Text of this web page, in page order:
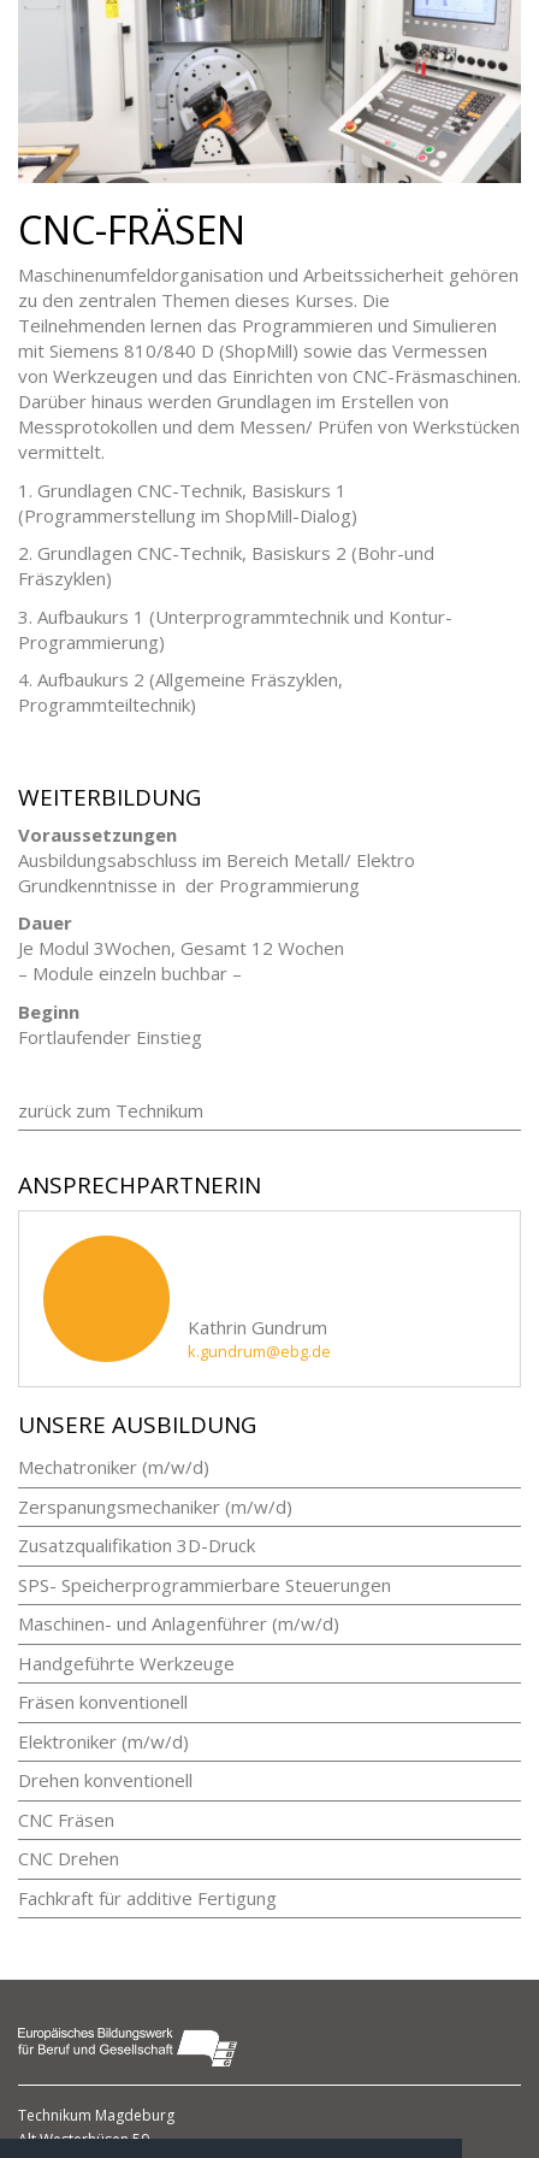
CNC-FRÄSEN
Maschinenumfeldorganisation und Arbeitssicherheit gehören
zu den zentralen Themen dieses Kurses. Die
Teilnehmenden lernen das Programmieren und Simulieren
mit Siemens 810/840 D (ShopMill) sowie das Vermessen
von Werkzeugen und das Einrichten von CNC-Fräsmaschinen.
Darüber hinaus werden Grundlagen im Erstellen von
Messprotokollen und dem Messen/ Prüfen von Werkstücken
vermittelt.
1. Grundlagen CNC-Technik, Basiskurs 1
(Programmerstellung im ShopMill-Dialog)
2. Grundlagen CNC-Technik, Basiskurs 2 (Bohr-und
Fräszyklen)
3. Aufbaukurs 1 (Unterprogrammtechnik und Kontur-
Programmierung)
4. Aufbaukurs 2 (Allgemeine Fräszyklen,
Programmteiltechnik)
WEITERBILDUNG
Voraussetzungen
Ausbildungsabschluss im Bereich Metall/ Elektro
Grundkenntnisse in der Programmierung
Dauer
Je Modul 3Wochen, Gesamt 12 Wochen
– Module einzeln buchbar –
Beginn
Fortlaufender Einstieg
zurück zum Technikum
ANSPRECHPARTNERIN
Kathrin Gundrum
k.gundrum@ebg.de
UNSERE AUSBILDUNG
Mechatroniker (m/w/d)
Zerspanungsmechaniker (m/w/d)
Zusatzqualifikation 3D-Druck
SPS- Speicherprogrammierbare Steuerungen
Maschinen- und Anlagenführer (m/w/d)
Handgeführte Werkzeuge
Fräsen konventionell
Elektroniker (m/w/d)
Drehen konventionell
CNC Fräsen
CNC Drehen
Fachkraft für additive Fertigung
Technikum Magdeburg
Alt Westerhüsen 50